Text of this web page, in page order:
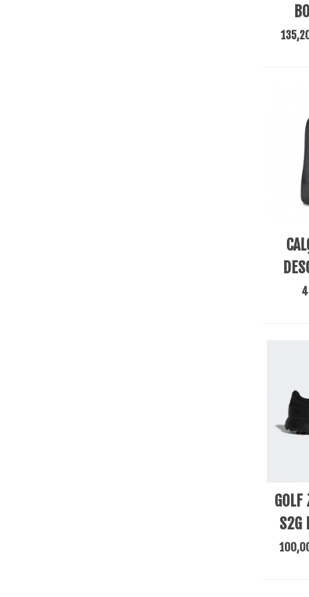
View
GOLF
S2G